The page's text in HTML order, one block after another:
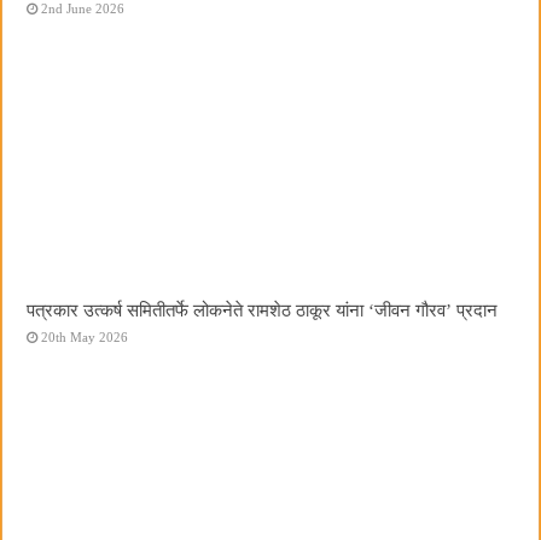
2nd June 2026
पत्रकार उत्कर्ष समितीतर्फे लोकनेते रामशेठ ठाकूर यांना ‌‘जीवन गौरव‌’ प्रदान
20th May 2026